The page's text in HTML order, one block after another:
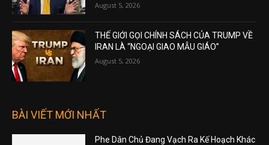
August 5, 2026
THẾ GIỚI GỌI CHÍNH SÁCH CỦA TRUMP VỀ
IRAN LÀ “NGOẠI GIAO MẪU GIÁO”
August 5, 2026
BÀI VIẾT MỚI NHẤT
Phe Dân Chủ Đang Vạch Ra Kế Hoạch Khác